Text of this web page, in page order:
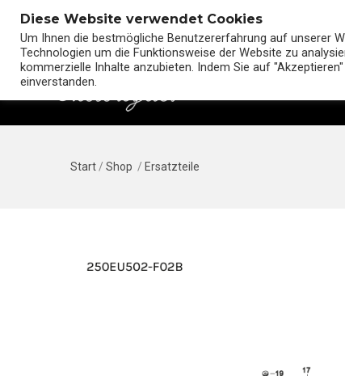
Start / Shop / Ersatzteile
Diese Website verwendet Cookies
Um Ihnen die bestmögliche Benutzererfahrung auf unserer
Technologien um die Funktionsweise der Website zu
kommerzielle Inhalte anzubieten. Indem Sie auf
einverstanden.